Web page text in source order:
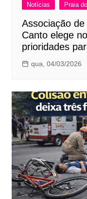
Notícias
Praia
Associação
Canto elege
prioridades
qua, 04/03/2026